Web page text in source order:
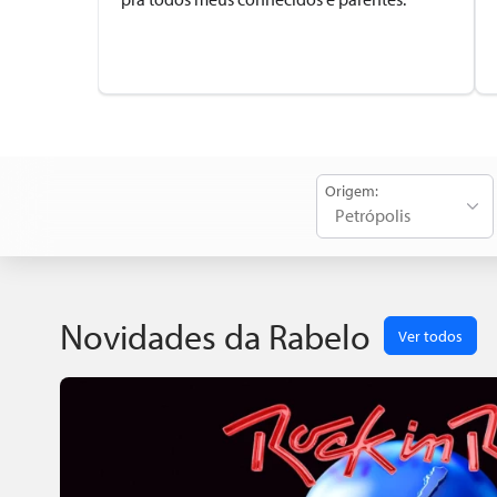
Origem:
Novidades da Rabelo Ver todos